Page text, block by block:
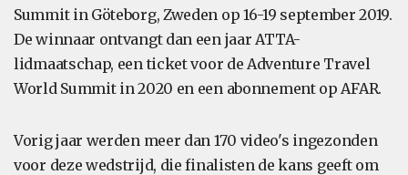
Summit in Göteborg, Zweden op 16-19 september 2019.
De winnaar ontvangt dan een jaar ATTA-
lidmaatschap, een ticket voor de Adventure Travel
World Summit in 2020 en een abonnement op AFAR.
Vorig jaar werden meer dan 170 video's ingezonden
voor deze wedstrijd, die finalisten de kans geeft om